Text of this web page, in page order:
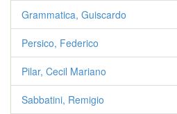
Grammatica, Guiscardo
Persico, Federico
Pilar, Cecil Mariano
Sabbatini, Remigio